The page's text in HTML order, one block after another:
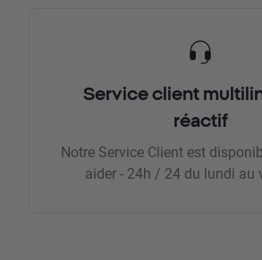
Service client
réactif
Notre Service Client est
aider - 24h / 24 du lundi au